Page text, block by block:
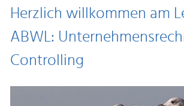
Herzlich willkommen am
ABWL:
Controlling